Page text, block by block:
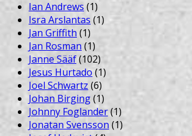
Ian Andrews (1)
Isra Arslantas (1)
Jan Griffith (1)
Jan Rosman (1)
Janne Sääf(102)
Jesus Hurtado (1)
Joel Schwartz (6)
Johan Birging(1)
Johnny Foglander(1)
Jonatan Svensson(1)